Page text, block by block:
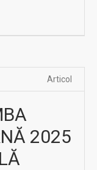
Articol
2025